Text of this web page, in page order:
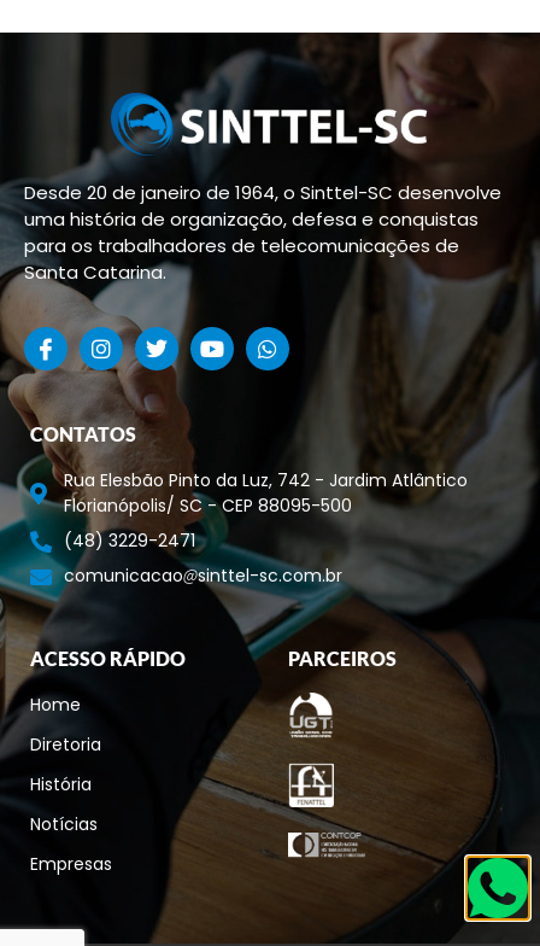
Desde 20 de janeiro de 1964, o Sinttel-SC desenvolve
uma história de organização, defesa e conquistas
para os trabalhadores de telecomunicações de
Santa Catarina.
CONTATOS
Rua Elesbão Pinto da Luz, 742 - Jardim Atlântico
Florianópolis/ SC - CEP 88095-500
(48) 3229-2471
comunicacao
sinttel-sc.com.br
ACESSO RÁPIDO
Home
Diretoria
História
Notícias
Empresas
PARCEIROS